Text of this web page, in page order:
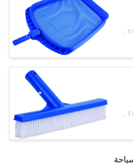
USD 1.00 - USD 3.50 / PCS MOQ:1 قطعة
USD 1.00 - USD 1.38 / PCS MOQ:1 قطعة